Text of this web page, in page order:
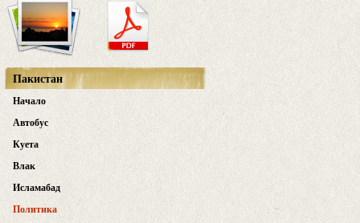
Пакистан
Начало
Автобус
Куета
Влак
Исламабад
Политика